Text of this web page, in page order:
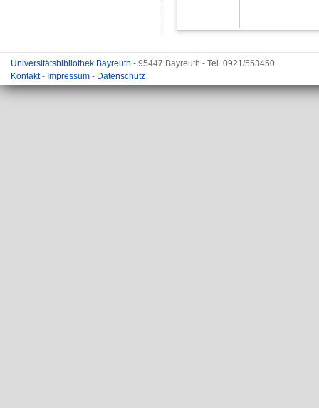
Universitätsbibliothek Bayreuth - 95447 Bayreuth - Tel. 0921/553450
Kontakt- Impressum - Datenschutz